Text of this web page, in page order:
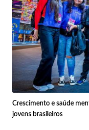
Crescimento e saúde
jovens brasileiros